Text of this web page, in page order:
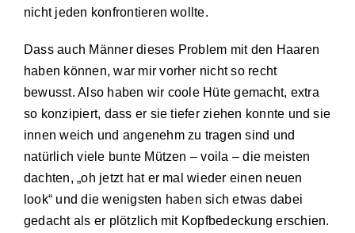
nicht jeden konfrontieren wollte.
Dass auch Männer dieses Problem mit den Haaren
haben können, war mir vorher nicht so recht
bewusst. Also haben wir coole Hüte gemacht, extra
so konzipiert, dass er sie tiefer ziehen konnte und sie
innen weich und angenehm zu tragen sind und
natürlich viele bunte Mützen – voila – die meisten
dachten, „oh jetzt hat er mal wieder einen neuen
look“ und die we­nigs­ten haben sich etwas dabei
gedacht als er plötzlich mit Kopfbedeckung erschien.